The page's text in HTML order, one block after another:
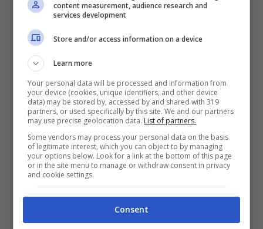
SNAI
50% sul deposito fino a 50€
1000€
VERIFICA
Mostra Informazioni
PlanetWin365
BONUS PLANETWIN365: FINO A 2050€
content measurement, audience research and
services development
Store and/or access information on a device
Learn more
Your personal data will be processed and information from
your device (cookies, unique identifiers, and other device
data) may be stored by, accessed by and shared with 319
partners, or used specifically by this site. We and our partners
may use precise geolocation data. List of partners.
Some vendors may process your personal data on the basis
of legitimate interest, which you can object to by managing
your options below. Look for a link at the bottom of this page
or in the site menu to manage or withdraw consent in privacy
and cookie settings.
Consent